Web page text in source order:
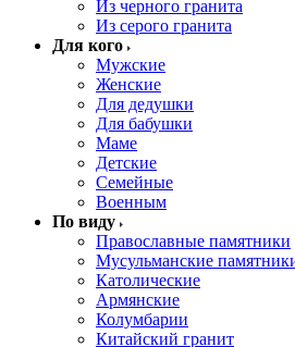
Из черного гранита
Из серого гранита
Для кого
Мужские
Женские
Для дедушки
Для бабушки
Маме
Детские
Семейные
Военным
По виду
Православные памятники
Мусульманские
Католические
Армянские
Колумбарии
Китайский гранит